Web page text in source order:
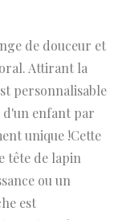
de douceur et
Attirant la
personnalisable
d'un enfant par
unique !Cette
tête de lapin
ou un
est